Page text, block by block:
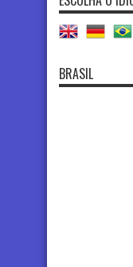
BRASIL